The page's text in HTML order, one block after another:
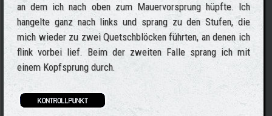
an dem ich nach oben zum Mauervorsprung hüpfte. Ich
hangelte ganz nach links und sprang zu den Stufen, die
mich wieder zu zwei Quetschblöcken führten, an denen ich
flink vorbei lief. Beim der zweiten Falle sprang ich mit
einem Kopfsprung durch.